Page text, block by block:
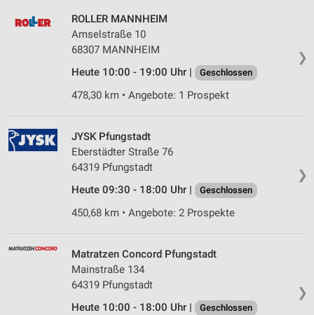
❯
ROLLER MANNHEIM
Amselstraße 10
68307 MANNHEIM
Heute 10:00 - 19:00 Uhr |
Geschlossen
478,30 km • Angebote: 1 Prospekt
❯
JYSK Pfungstadt
Eberstädter Straße 76
64319 Pfungstadt
Heute 09:30 - 18:00 Uhr |
Geschlossen
450,68 km • Angebote: 2 Prospekte
❯
Matratzen Concord Pfungstadt
Mainstraße 134
64319 Pfungstadt
Heute 10:00 - 18:00 Uhr |
Geschlossen